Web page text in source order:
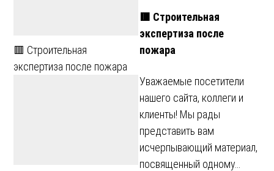
🟥 Строительная
экспертиза после пожара
🟥 Строительная
экспертиза после
пожара
Уважаемые посетители
нашего сайта, коллеги и
клиенты! Мы рады
представить вам
исчерпывающий материал,
посвященный одному…